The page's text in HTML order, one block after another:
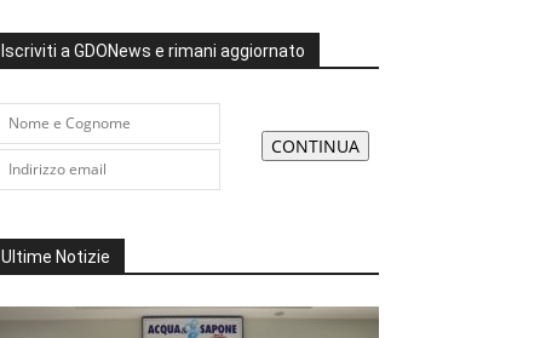
Iscriviti a GDONews e rimani aggiornato
Ultime Notizie